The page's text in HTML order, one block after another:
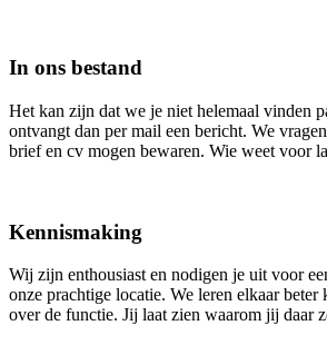
In ons bestand
Het kan zijn dat we je niet helemaal vinden
ontvangt dan per mail een bericht. We
brief en cv mogen bewaren. Wie weet voor
Kennismaking
Wij zijn enthousiast en nodigen je uit voor
onze prachtige locatie. We leren elkaar beter
over de functie. Jij laat zien waarom jij daar